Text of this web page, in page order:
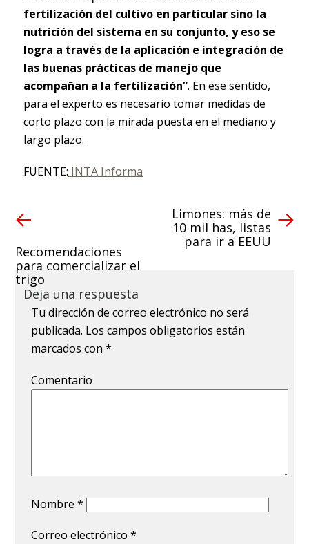
fertilización del cultivo en particular sino la
nutrición del sistema en su conjunto, y eso se
logra a través de la aplicación e integración de
las buenas prácticas de manejo que
acompañan a la fertilización”. En ese sentido,
para el experto es necesario tomar medidas de
corto plazo con la mirada puesta en el mediano y
largo plazo.
FUENTE: INTA Informa
Recomendaciones
para comercializar el
trigo
Limones: más de
10 mil has, listas
para ir a EEUU
Deja una respuesta
Tu dirección de correo electrónico no será
publicada. Los campos obligatorios están
marcados con*
Comentario
Nombre*
Correo electrónico*